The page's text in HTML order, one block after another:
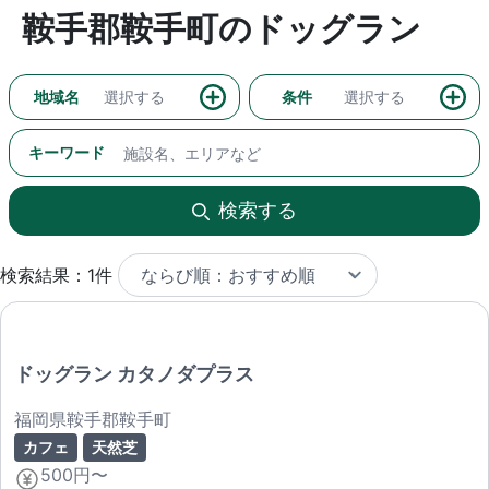
鞍手郡鞍手町のドッグラン
地域名 選択する 条件 選択する
キーワード
検索する
検索結果：1件
ドッグラン カタノダプラス
福岡県鞍手郡鞍手町
カフェ 天然芝
500円〜